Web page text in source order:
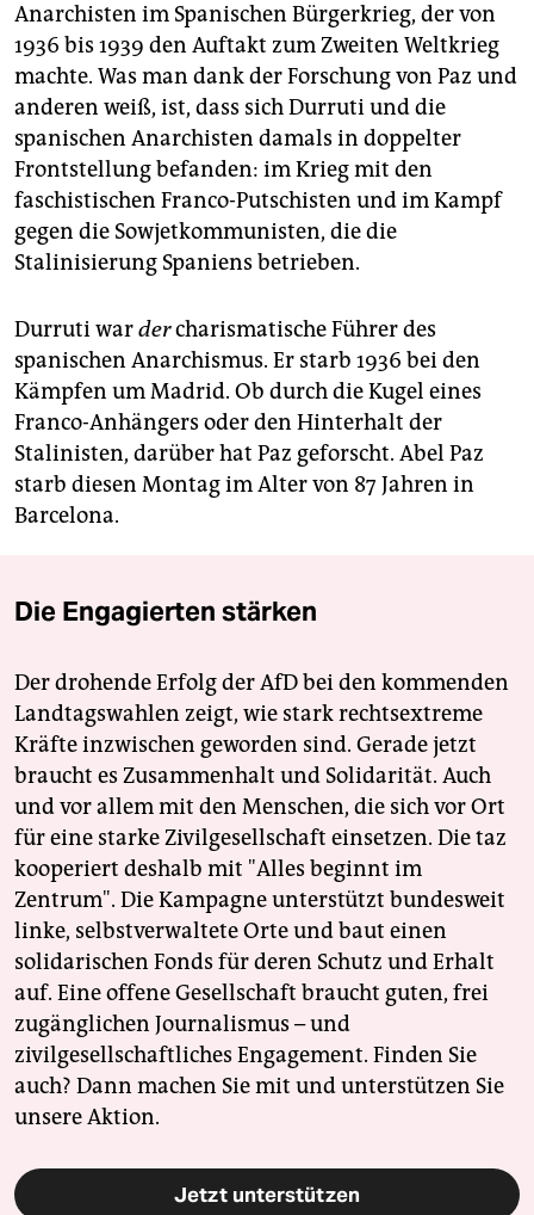
Anarchisten im Spanischen Bürgerkrieg, der von
1936 bis 1939 den Auftakt zum Zweiten Weltkrieg
machte. Was man dank der Forschung von Paz und
anderen weiß, ist, dass sich Durruti und die
spanischen Anarchisten damals in doppelter
Frontstellung befanden: im Krieg mit den
faschistischen Franco-Putschisten und im Kampf
gegen die Sowjetkommunisten, die die
Stalinisierung Spaniens betrieben.
Durruti wardercharismatische Führer des
spanischen Anarchismus. Er starb 1936 bei den
Kämpfen um Madrid. Ob durch die Kugel eines
Franco-Anhängers oder den Hinterhalt der
Stalinisten, darüber hat Paz geforscht. Abel Paz
starb diesen Montag im Alter von 87 Jahren in
Barcelona.
Die Engagierten stärken
Der drohende Erfolg der AfD bei den kommenden
Landtagswahlen zeigt, wie stark rechtsextreme
Kräfte inzwischen geworden sind. Gerade jetzt
braucht es Zusammenhalt und Solidarität. Auch
und vor allem mit den Menschen, die sich vor Ort
für eine starke Zivilgesellschaft einsetzen. Die taz
kooperiert deshalb mit "Alles beginnt im
Zentrum". Die Kampagne unterstützt bundesweit
linke, selbstverwaltete Orte und baut einen
solidarischen Fonds für deren Schutz und Erhalt
auf. Eine offene Gesellschaft braucht guten, frei
zugänglichen Journalismus – und
zivilgesellschaftliches Engagement. Finden Sie
auch? Dann machen Sie mit und unterstützen Sie
unsere Aktion.
Jetzt unterstützen